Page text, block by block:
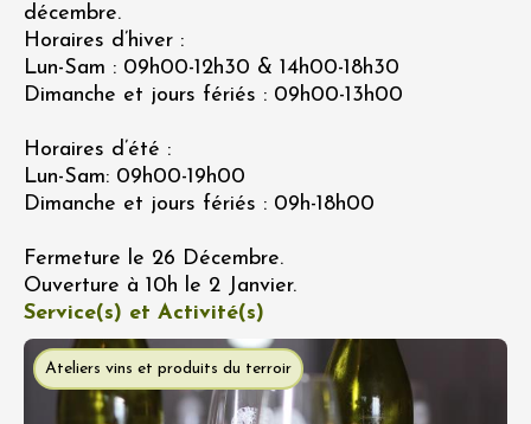
décembre.
Horaires d’hiver :
Lun-Sam : 09h00-12h30 & 14h00-18h30
Dimanche et jours fériés : 09h00-13h00
Horaires d’été :
Lun-Sam: 09h00-19h00
Dimanche et jours fériés : 09h-18h00
Fermeture le 26 Décembre.
Ouverture à 10h le 2 Janvier.
Service(s) et Activité(s)
Ateliers vins et produits du terroir